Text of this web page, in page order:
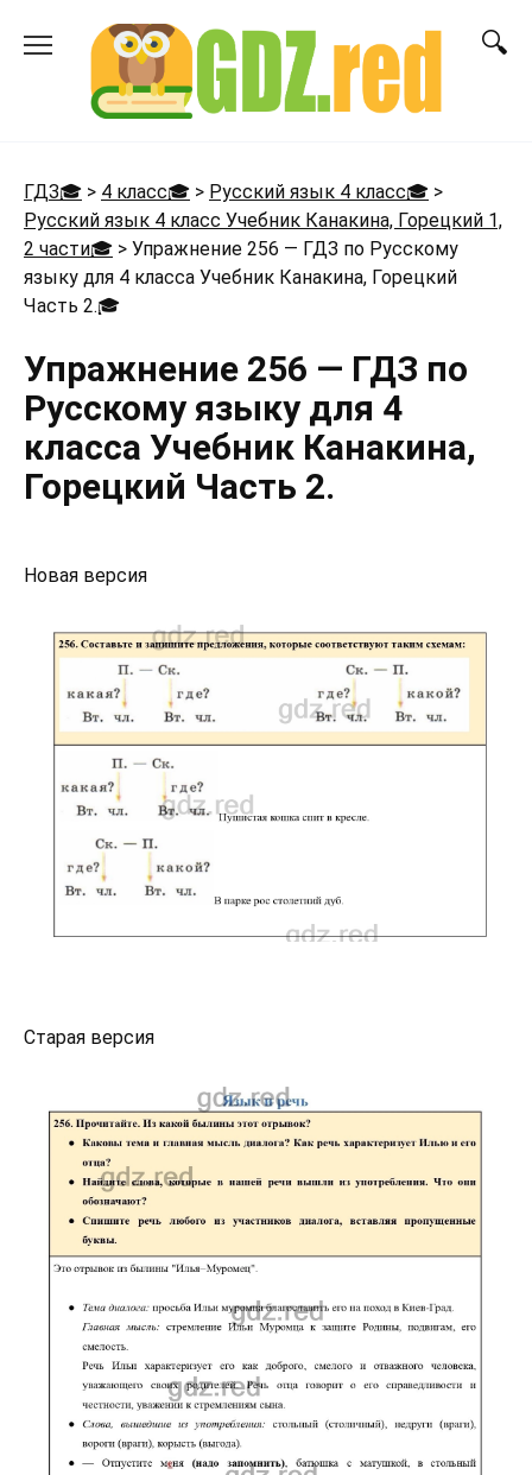
ГДЗ🎓 > 4 класс🎓 > Русский язык 4 класс🎓 >
Русский язык 4 класс Учебник Канакина, Горецкий 1,
2 части🎓 > Упражнение 256 — ГДЗ по Русскому
языку для 4 класса Учебник Канакина, Горецкий
Часть 2.🎓
Упражнение 256 — ГДЗ по
Русскому языку для 4
класса Учебник Канакина,
Горецкий Часть 2.
Новая версия
Старая версия